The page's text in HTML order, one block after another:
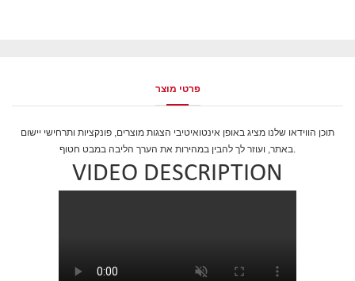
פרטי מוצר
תוכן הווידאו שלנו מציג באופן אינטואיטיבי הצגות מוצרים, פונקציות ותרחישי יישום
VIDEO DESCRIPTION